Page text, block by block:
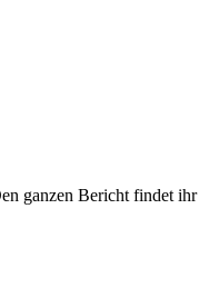
ganzen Bericht findet ihr